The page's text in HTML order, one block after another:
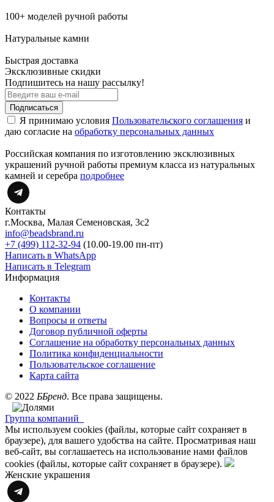
100+ моделей ручной работы
Натуральные камни
Быстрая доставка
Эксклюзивные скидки
Подпишитесь на нашу рассылку!
Подписаться
Я принимаю условия Пользовательского соглашения и
даю согласие на обработку персональных данных
Российская компания по изготовлению эксклюзивных
украшений ручной работы премиум класса из натуральных
камней и серебра подробнее
Контакты
г.Москва, Малая Семеновская, 3с2
info@beadsbrand.ru
+7 (499) 112-32-94 (10.00-19.00 пн-пт)
Написать в WhatsApp
Написать в Telegram
Информация
Контакты
О компании
Вопросы и ответы
Договор публичной оферты
Соглашение на обработку персональных данных
Политика конфиденциальности
Пользовательское соглашение
Карта сайта
© 2022 ББренд. Все права защищены.
Группа компаний
Мы используем cookies (файлы, которые сайт сохраняет в
браузере), для вашего удобства на сайте. Просматривая наш
веб-сайт, вы соглашаетесь на использование нами файлов
cookies (файлы, которые сайт сохраняет в браузере).
Женские украшения